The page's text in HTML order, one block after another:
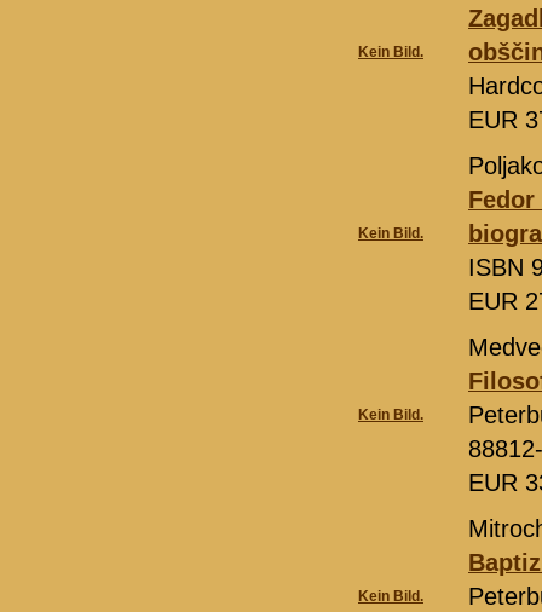
Kein Bild.
EUR
Kein Bild.
ISBN
EUR
Kein Bild.
EUR
Kein Bild.